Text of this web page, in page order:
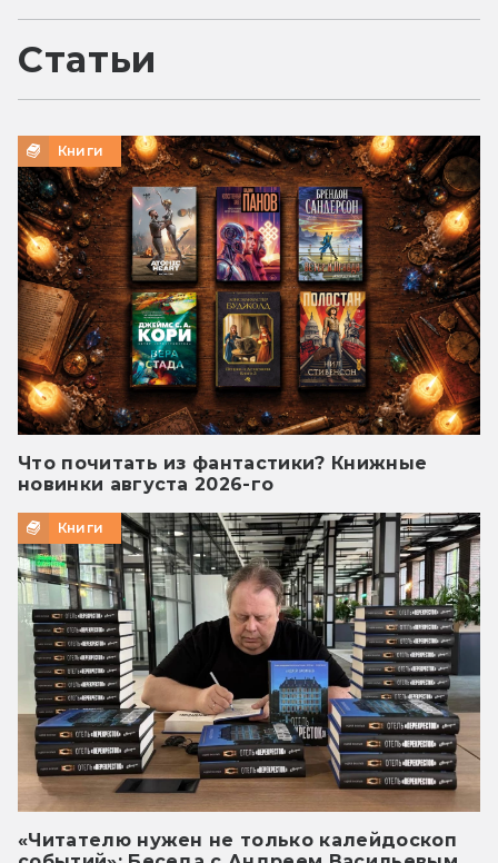
Статьи
Книги
Что почитать из фантастики? Книжные
новинки августа 2026-го
Книги
«Читателю нужен не только калейдоскоп